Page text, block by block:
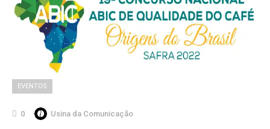
EVENTOS
0 Usina da Comunicação